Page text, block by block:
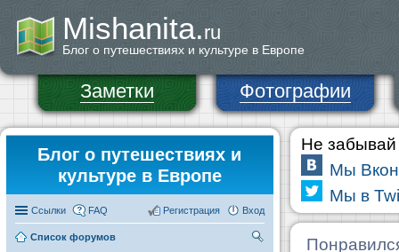
Mishanita.ru
Блог о путешествиях и культуре в Европе
Заметки Фотографии
Блог о путешествиях и
культуре в Европе
Ссылки FAQ Вход
Регистрация
Список форумов
Не забывай
Мы
Мы в